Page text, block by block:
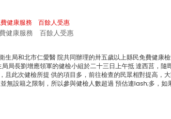
健康服務 百餘人受惠
生局和北市仁愛醫 院共同辦理的卅五歲以上縣民免費健康
局長劉增應領軍的健檢小組於二十三日上午抵 達西莒，隨
且此次健檢所提 供的項目多，前往檢查的民眾相對提高，
無設籍之限制，所以參與健檢人數超過 預估連lash;多，